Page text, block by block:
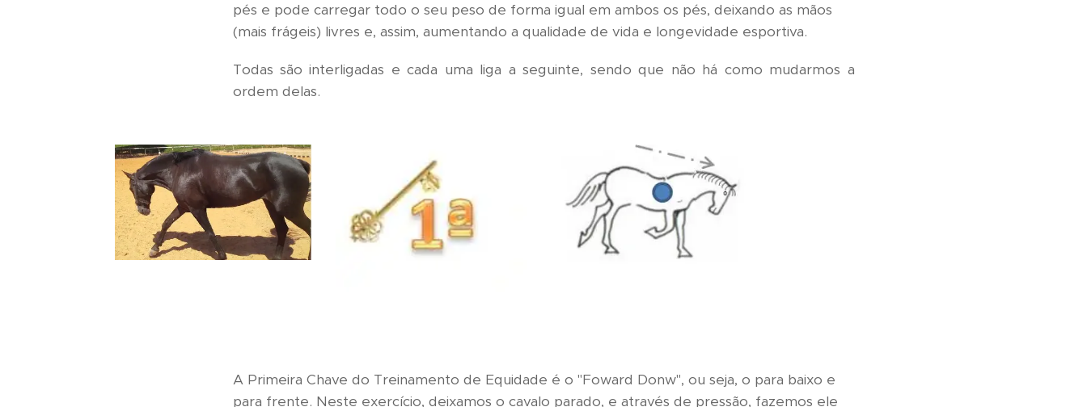
pés e pode carregar todo o seu peso de forma igual em ambos os pés, deixando as mãos
(mais frágeis) livres e, assim, aumentando a qualidade de vida e longevidade esportiva.
Todas são interligadas e cada uma liga a seguinte, sendo que não há como mudarmos a
ordem delas.
A Primeira Chave do Treinamento de Equidade é o "Foward Donw", ou seja, o para baixo e
para frente. Neste exercício, deixamos o cavalo parado, e através de pressão, fazemos ele